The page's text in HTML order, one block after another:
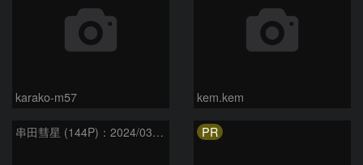
karako-m57 kem.kem
串田彗星 (144P)：2024/03/27 PR